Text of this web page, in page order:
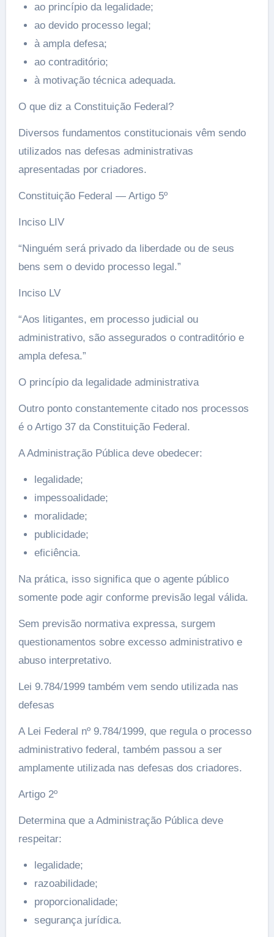
ao princípio da legalidade;
ao devido processo legal;
à ampla defesa;
ao contraditório;
à motivação técnica adequada.
O que diz a Constituição Federal?
Diversos fundamentos constitucionais vêm sendo
utilizados nas defesas administrativas
apresentadas por criadores.
Constituição Federal — Artigo 5º
Inciso LIV
“Ninguém será privado da liberdade ou de seus
bens sem o devido processo legal.”
Inciso LV
“Aos litigantes, em processo judicial ou
administrativo, são assegurados o contraditório e
ampla defesa.”
O princípio da legalidade administrativa
Outro ponto constantemente citado nos processos
é o Artigo 37 da Constituição Federal.
A Administração Pública deve obedecer:
legalidade;
impessoalidade;
moralidade;
publicidade;
eficiência.
Na prática, isso significa que o agente público
somente pode agir conforme previsão legal válida.
Sem previsão normativa expressa, surgem
questionamentos sobre excesso administrativo e
abuso interpretativo.
Lei 9.784/1999 também vem sendo utilizada nas
defesas
A Lei Federal nº 9.784/1999, que regula o processo
administrativo federal, também passou a ser
amplamente utilizada nas defesas dos criadores.
Artigo 2º
Determina que a Administração Pública deve
respeitar:
legalidade;
razoabilidade;
proporcionalidade;
segurança jurídica.